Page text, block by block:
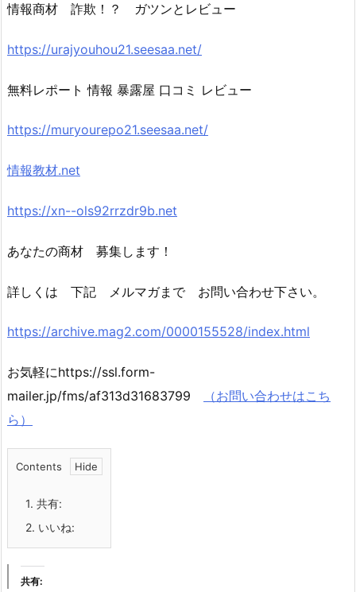
情報商材 詐欺！？ ガツンとレビュー
https://urajyouhou21.seesaa.net/
無料レポート 情報 暴露屋 口コミ レビュー
https://muryourepo21.seesaa.net/
情報教材.net
https://xn--ols92rrzdr9b.net
あなたの商材 募集します！
詳しくは 下記 メルマガまで お問い合わせ下さい。
https://archive.mag2.com/0000155528/index.html
お気軽にhttps://ssl.form-
mailer.jp/fms/af313d31683799
（お問い合わせはこち
ら）
Contents
1. 共有:
2. いいね:
共有: